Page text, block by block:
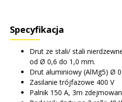
Specyfikacja
Drut ze stali/ stali
od Ø 0,6 do 1,0 mm.
Drut aluminiowy (AlMg5) Ø
Zasilanie trójfazowe 400 V
Palnik 150 A, 3m